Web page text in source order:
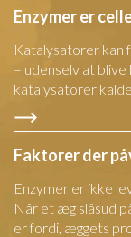
Enzymer er
Katalysatorer kan
– udenselv at
katalysatorer
Faktorer der
Enzymer er ikke
Når et æg slåsud
er fordi, æggets